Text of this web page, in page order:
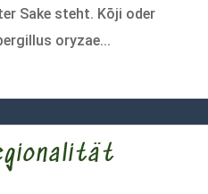
Sake steht. Kōji oder
oryzae...